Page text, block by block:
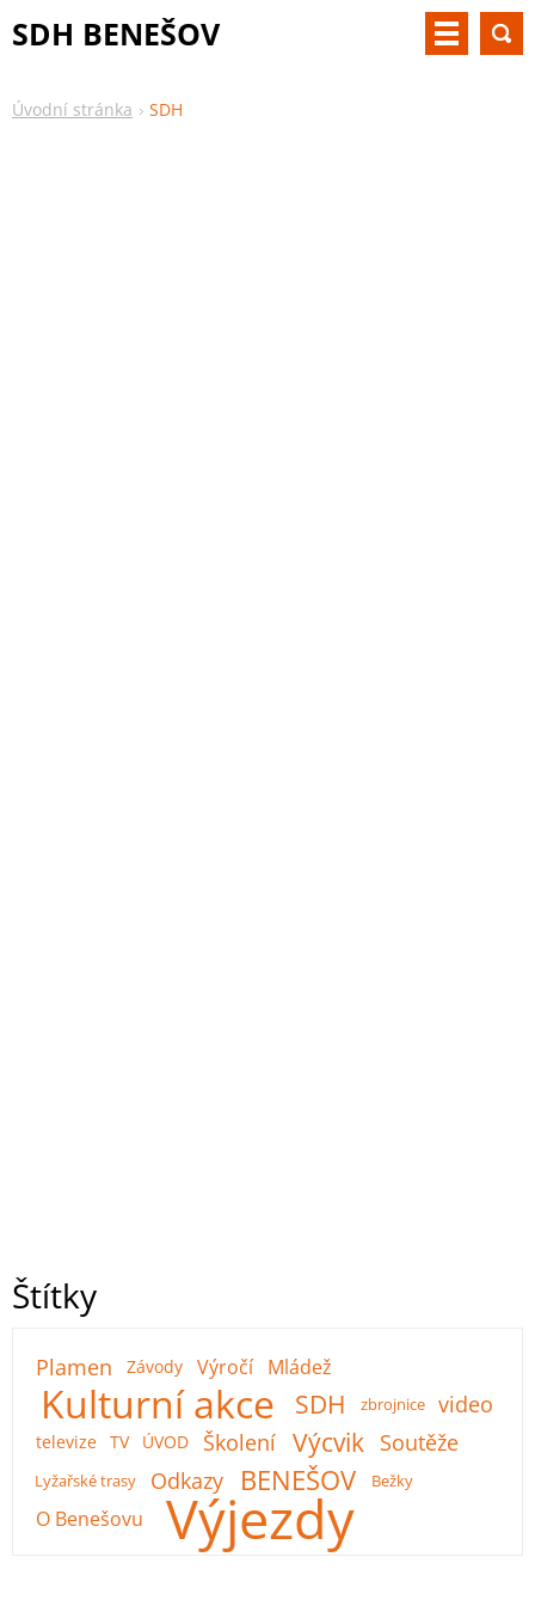
SDH BENEŠOV
Úvodní stránka SDH
Štítky
Plamen Závody Výročí Mládež
Kulturní akce SDH zbrojnice video
televize TV ÚVOD Školení Výcvik Soutěže
Lyžařské trasy Odkazy BENEŠOV Bežky
O Benešovu Výjezdy